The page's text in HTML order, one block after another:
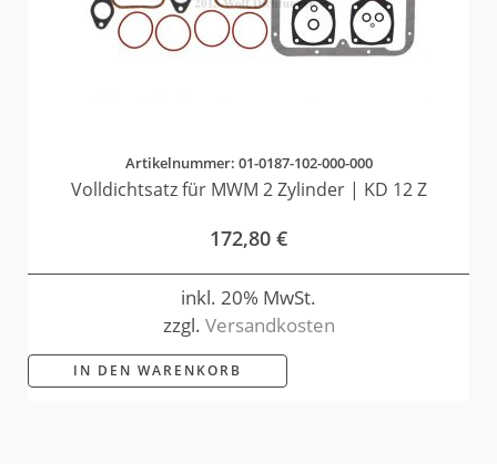
Artikelnummer: 01-0187-102-000-000
Volldichtsatz für MWM 2 Zylinder | KD 12 Z
172,80 €
inkl. 20% MwSt.
zzgl. Versandkosten
IN DEN WARENKORB